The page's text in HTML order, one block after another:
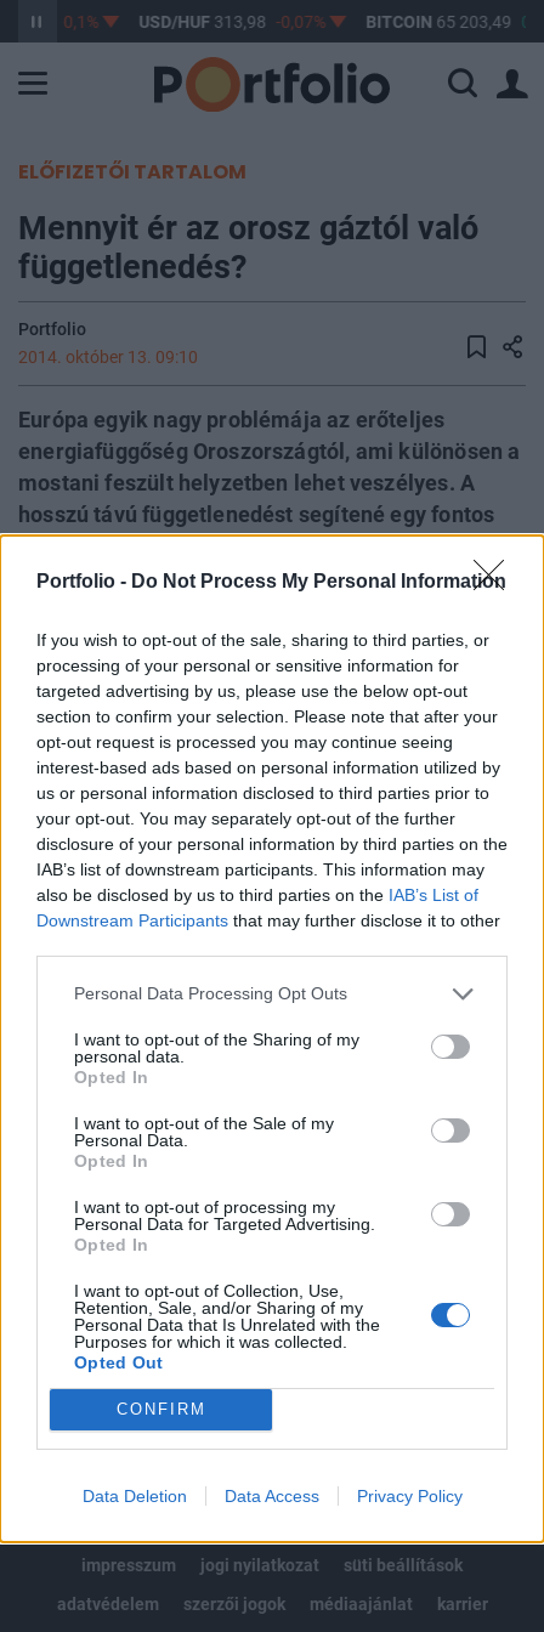
Portfolio - Do Not Process My Personal Information
If you wish to opt-out of the sale, sharing to third parties, or
processing of your personal or sensitive information for
targeted advertising by us, please use the below opt-out
section to confirm your selection. Please note that after your
opt-out request is processed you may continue seeing
interest-based ads based on personal information utilized by
us or personal information disclosed to third parties prior to
your opt-out. You may separately opt-out of the further
disclosure of your personal information by third parties on the
IAB’s list of downstream participants. This information may
also be disclosed by us to third parties on the IAB’s List of
Downstream Participants that may further disclose it to other
Personal Data Processing Opt Outs
I want to opt-out of the Sharing of my
personal data.
Opted In
I want to opt-out of the Sale of my
Personal Data.
Opted In
I want to opt-out of processing my
Personal Data for Targeted Advertising.
Opted In
I want to opt-out of Collection, Use,
Retention, Sale, and/or Sharing of my
Personal Data that Is Unrelated with the
Purposes for which it was collected.
Opted Out
CONFIRM
Data Deletion Data Access Privacy Policy
-0,1% USD/HUF313,98 -0,07% BITCOIN 65 203,49
ELŐFIZETŐI TARTALOM
Mennyit ér az orosz gáztól való
függetlenedés?
Portfolio
2014. október 13. 09:10
Európa egyik nagy problémája az erőteljes
energiafüggőség Oroszországtól, ami különösen a
mostani feszült helyzetben lehet veszélyes. A
hosszú távú függetlenedést segítené egy fontos
jelentősebb részesedést értékesített a norvég
milliárd dollárért adták el.
Portfolio Investment Day 2026Október 21-én jön a Portfolio
Investment Day 2026, ahol a piac vezető szakértőivel
keressük a választ a befektetőket leginkább foglalkoztató
kérdésekre. Meddig tarthat az AI-rali, kik lehetnek a
következő évek nyertesei, mire számíthatunk a részvény-,
kötvény-, nyersanyag- és kriptopiacokon, és hogyan
érdemes portfóliót építeni egy gyorsan változó...
KEDVES OLVASÓNK!
A keresett cikk a portfolio.hu hírarchívumához
regisztrációhoz kötött.
Portfolio.hu teljes cikkarchívum
Kötéslisták: BÉT elmúlt 2 év napon belüli
MÁR ELŐFIZETŐNK VAGY?BEJELENTKEZÉS
impresszum
jogi nyilatkozat
süti beállítások
adatvédelem
szerzői jogok médiaajánlat karrier